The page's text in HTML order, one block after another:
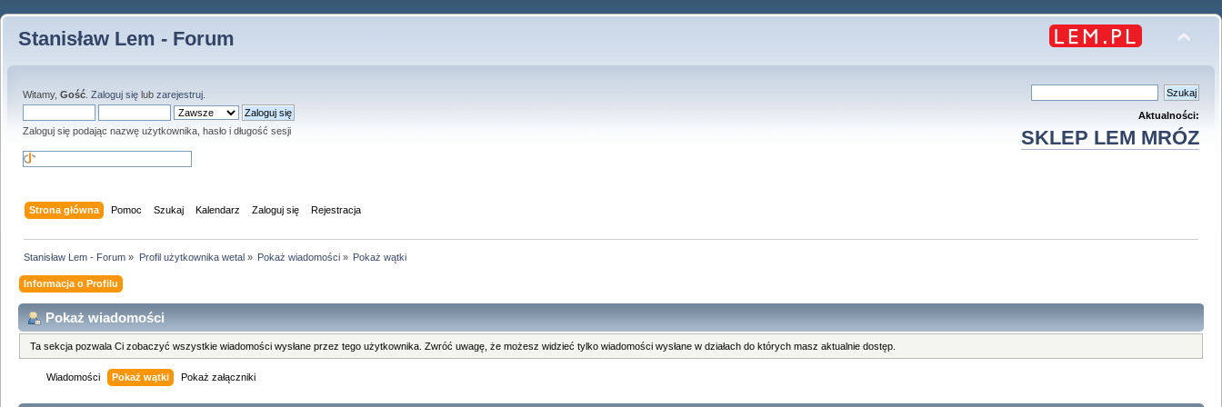
Stanisław Lem - Forum
Witamy, Gość Zaloguj się lub zarejestruj
Zaloguj się podając nazwę użytkownika, hasło i długość sesji
Aktualności:
SKLEP LEM MRÓZ
Strona główna Pomoc Szukaj Kalendarz Zaloguj się Rejestracja
Stanisław Lem - Forum » Profil użytkownika wetal» Pokaż wiadomości» Pokaż wątki
Informacja o Profilu
Pokaż wiadomości
Ta sekcja pozwala Ci zobaczyć wszystkie wiadomości wysłane przez tego użytkownika. Zwróć uwagę, że możesz widzieć tylko wiadomości wysłane w działach do których masz aktualnie dostęp.
Wiadomości Pokaż wątki Pokaż załączniki